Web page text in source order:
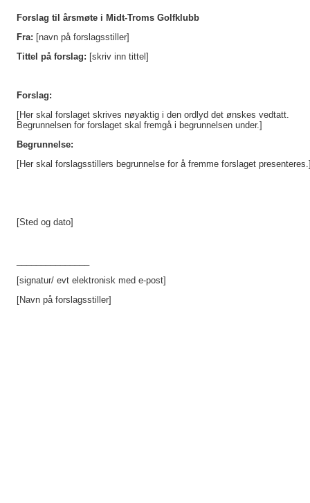
Forslag til årsmøte i Midt-Troms Golfklubb
Fra: [navn på forslagsstiller]
Tittel på forslag: [skriv inn tittel]
Forslag:
[Her skal forslaget skrives nøyaktig i den ordlyd det ønskes vedtatt.
Begrunnelsen for forslaget skal fremgå i begrunnelsen under.]
Begrunnelse:
[Her skal forslagsstillers begrunnelse for å fremme forslaget
[Sted og dato]
[signatur/ evt elektronisk med e-post]
[Navn på forslagsstiller]